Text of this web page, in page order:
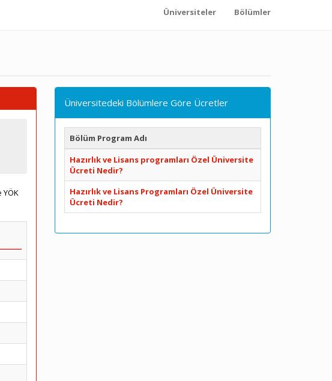
Üniversiteler Bölümler
YÖK
Üniversitedeki Bölümlere Göre Ücretler
Bölüm Program Adı
Hazırlık ve Lisans programları Özel Üniversite
Ücreti Nedir?
Hazırlık ve Lisans Programları Özel Üniversite
Ücreti Nedir?